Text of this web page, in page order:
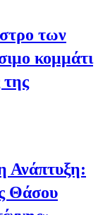
των
κομμάτι
της
Ανάπτυξη:
Θάσου